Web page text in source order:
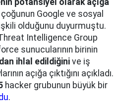
potansiyel olarak açığa
Google ve sosyal
olduğunu duyurmuştu.
Intelligence Group
sunucularının birinin
ihlal edildiğini ve iş
açığa çıktığını açıkladı.
hacker grubunun büyük bir
.